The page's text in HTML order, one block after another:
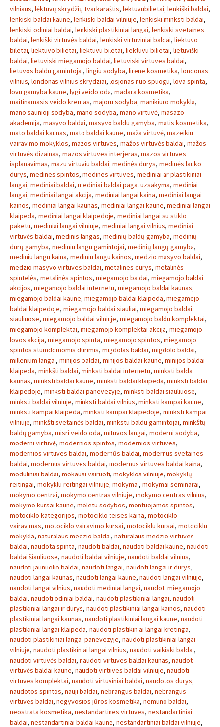
vilniaus, lėktuvų skrydžių tvarkaraštis, lektuvubilietai, lenkiški baldai,
lenkiski baldai kaune, lenkiski baldai vilniuje, lenkiski minksti baldai,
lenkiski odiniai baldai, lenkiski plastikiniai langai, lenkiski svetaines
baldai, lenkiški virtuvės baldai, lenkiski virtuviniai baldai, liektuvo
biletai, liektuvo bilietai, liektuvu biletai, liektuvu bilietai, lietuviški
baldai, lietuviski miegamojo baldai, lietuviski virtuves baldai,
lietuvos baldu gamintojai, lingiu sodyba, lirene kosmetika, londonas
vilnius, londonas vilnius skrydziai, losjonas nuo spuogu, lova spinta,
lovu gamyba kaune, lygi veido oda, madara kosmetika,
maitinamasis veido kremas, majoru sodyba, manikiuro mokykla,
mano saunioji sodyba, mano sodyba, mano virtuvė, masazo
akademija, masyvo baldai, masyvo baldu gamyba, matis kosmetika,
mato baldai kaunas, mato baldai kaune, maža virtuvė, mazeikiu
vairavimo mokyklos, mazos virtuves, mažos virtuvės baldai, mažos
virtuvės dizainas, mazos virtuves interjeras, mazos virtuves
isplanavimas, mazu virtuviu baldai, medinės durys, medinės lauko
durys, medines spintos, medines virtuves, mediniai ar plastikiniai
langai, mediniai baldai, mediniai baldai pagal uzsakyma, mediniai
langai, mediniai langai akcija, mediniai langai kaina, mediniai langai
kainos, mediniai langai kaunas, mediniai langai kaune, mediniai langai
klaipeda, mediniai langai klaipedoje, mediniai langai su stiklo
paketu, mediniai langai vilniuje, mediniai langai vilnius, mediniai
virtuvės baldai, medinis langas, medinių baldų gamyba, medinių
durų gamyba, mediniu langu gamintojai, medinių langų gamyba,
mediniu langu kaina, mediniu langu kainos, medzio masyvo baldai,
medzio masyvo virtuves baldai, metalines durys, metalinės
spintelės, metalinės spintos, miegamojo baldai, miegamojo baldai
akcijos, miegamojo baldai internetu, miegamojo baldai kaunas,
miegamojo baldai kaune, miegamojo baldai klaipeda, miegamojo
baldai klaipedoje, miegamojo baldai siauliai, miegamojo baldai
siauliuose, miegamojo baldai vilniuje, miegamojo baldu komplektai,
miegamojo komplektai, miegamojo komplektai akcija, miegamojo
lovos akcija, miegamojo spinta, miegamojo spintos, miegamojo
spintos stumdomomis durimis, migdolas baldai, migdolo baldai,
millenium langai, minijos baldai, minijos baldai kaune, minijos baldai
klaipeda, minkšti baldai, minksti baldai internetu, minksti baldai
kaunas, minksti baldai kaune, minksti baldai klaipeda, minksti baldai
klaipedoje, minksti baldai panevezyje, minksti baldai siauliuose,
minksti baldai vilniuje, minksti baldai vilnius, minksti kampai kaune,
minksti kampai klaipeda, minksti kampai klaipedoje, minksti kampai
vilniuje, minkšti svetainės baldai, minkstu baldu gamintojai, minkštų
baldų gamyba, misri veido oda, mituvos langai, moderni sodyba,
moderni virtuvė, modernios spintos, modernios virtuves,
modernios virtuves baldai, modernūs baldai, modernus svetaines
baldai, modernus virtuves baldai, modernus virtuves baldai kaina,
moduliniai baldai, mokausi vairuoti, mokyklos vilniuje, mokyklų
reitingai, mokyklu reitingai vilniuje, mokymai, mokymai seminarai,
mokymo centrai, mokymo centras vilniuje, mokymo centras vilnius,
mokymo kursai kaune, moletu sodybos, montuojamos spintos,
motociklo kategorijos, motociklo teises kaina, motociklo
vairavimas, motociklo vairavimo kursai, motociklu kursai, motociklu
mokykla, naturalaus medzio baldai, naturalaus medzio virtuves
baldai, naudota spinta, naudoti baldai, naudoti baldai kaune, naudoti
baldai šiauliuose, naudoti baldai vilniuje, naudoti baldai vilnius,
naudoti jaunuolio baldai, naudoti langai, naudoti langai ir durys,
naudoti langai kaunas, naudoti langai kaune, naudoti langai vilniuje,
naudoti langai vilnius, naudoti mediniai langai, naudoti miegamojo
baldai, naudoti odiniai baldai, naudoti plastikiniai langai, naudoti
plastikiniai langai ir durys, naudoti plastikiniai langai kainos, naudoti
plastikiniai langai kaunas, naudoti plastikiniai langai kaune, naudoti
plastikiniai langai klaipeda, naudoti plastikiniai langai kretinga,
naudoti plastikiniai langai panevezyje, naudoti plastikiniai langai
vilniuje, naudoti plastikiniai langai vilnius, naudoti vaikiski baldai,
naudoti virtuvės baldai, naudoti virtuves baldai kaunas, naudoti
virtuvės baldai kaune, naudoti virtuves baldai vilniuje, naudoti
virtuves komplektai, naudoti virtuviniai baldai, naudotos durys,
naudotos spintos, nauji baldai, nebrangus baldai, nebrangus
virtuves baldai, negyvosios jūros kosmetika, nemuno baldai,
neostrata kosmetika, nestandartines virtuves, nestandartiniai
baldai, nestandartiniai baldai kaune, nestandartiniai baldai vilniuje,